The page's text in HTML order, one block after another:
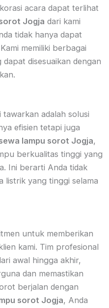
acara dapat terlihat
Jogja dari kami
tidak hanya dapat
memiliki berbagai
disesuaikan dengan
adalah solusi
efisien tetapi juga
lampu sorot Jogja,
berkualitas tinggi yang
Ini berarti Anda tidak
listrik yang tinggi selama
untuk memberikan
kami. Tim profesional
awal hingga akhir,
dan memastikan
berjalan dengan
sorot Jogja, Anda